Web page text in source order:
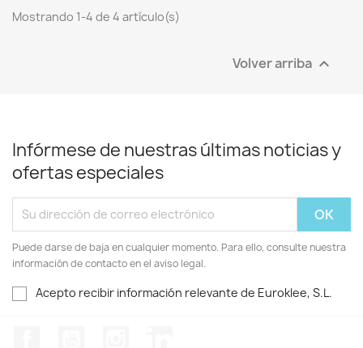
Mostrando 1-4 de 4 artículo(s)
Volver arriba 
Infórmese de nuestras últimas noticias y
ofertas especiales
Puede darse de baja en cualquier momento. Para ello, consulte nuestra
información de contacto en el aviso legal.
Acepto recibir información relevante de Euroklee, S.L.